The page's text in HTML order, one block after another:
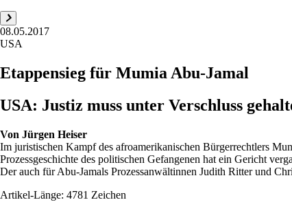
08.05.2017
USA
Etappensieg für Mumia Abu-Jamal
USA: Justiz muss unter Verschluss
Von Jürgen Heiser
Im juristischen Kampf des afroamerikanischen Bürgerrechtlers
Prozessgeschichte des politischen Gefangenen hat ein Gericht
Der auch für Abu-Jamals Prozessanwältinnen Judith Ritter und
Artikel-Länge: 4781 Zeichen